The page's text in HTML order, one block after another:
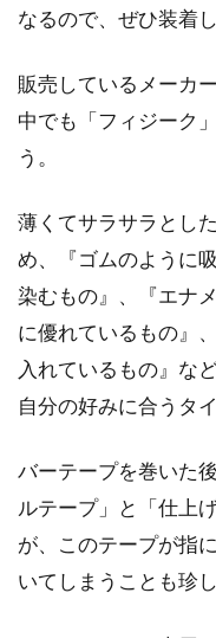
なるので、ぜひ装着
販売しているメーカ
中でも「フィジーク
う。
薄くてサラサラとし
め、『ゴムのように
染むもの』、『エナ
に優れているもの』
入れているもの』な
自分の好みに合うタ
バーテープを巻いた
ルテープ」と「仕上
が、このテープが指
いてしまうことも珍